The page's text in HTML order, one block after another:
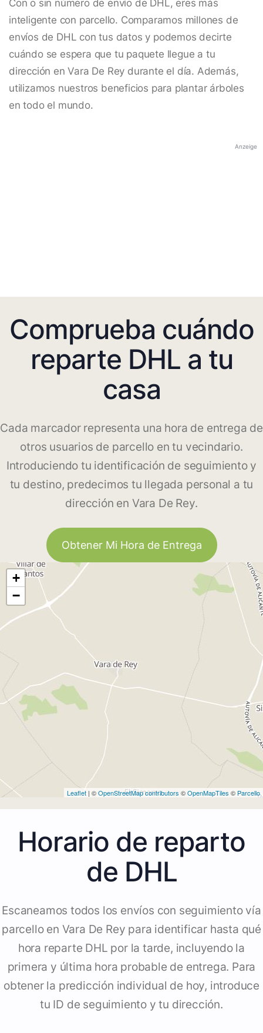
Con o sin número de envío de DHL, eres más
inteligente con parcello. Comparamos millones de
envíos de DHL con tus datos y podemos decirte
cuándo se espera que tu paquete llegue a tu
dirección en Vara De Rey durante el día. Además,
utilizamos nuestros beneficios para plantar árboles
en todo el mundo.
Anzeige
Comprueba cuándo
reparte DHL a tu
casa
Cada marcador representa una hora de entrega de
otros usuarios de parcello en tu vecindario.
Introduciendo tu identificación de seguimiento y
tu destino, predecimos tu llegada personal a tu
dirección en Vara De Rey.
Obtener Mi Hora de Entrega
+
−
Leaflet | ©OpenStreetMap contributors ©OpenMapTiles © Parcello
Horario de reparto
de DHL
Escaneamos todos los envíos con seguimiento vía
parcello en Vara De Rey para identificar hasta qué
hora reparte DHL por la tarde, incluyendo la
primera y última hora probable de entrega. Para
obtener la predicción individual de hoy, introduce
tu ID de seguimiento y tu dirección.